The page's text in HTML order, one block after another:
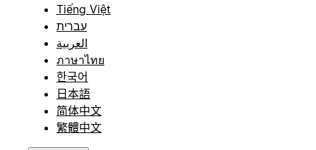
Tiếng Việt
עברית
العربية
ภาษาไทย
한국어
日本語
简体中文
繁體中文